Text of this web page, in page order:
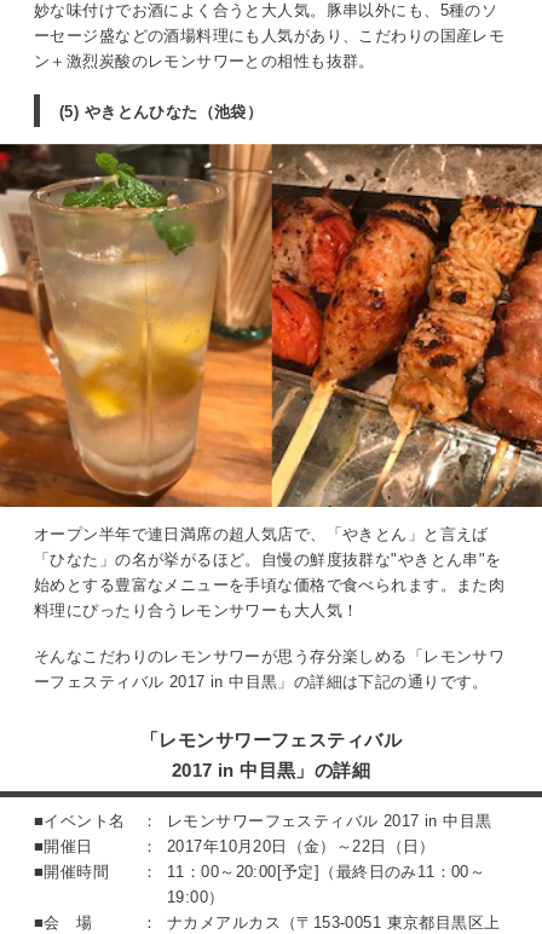
妙な味付けでお酒によく合うと大人気。豚串以外にも、5種のソ
ーセージ盛などの酒場料理にも人気があり、こだわりの国産レモ
ン＋激烈炭酸のレモンサワーとの相性も抜群。
(5) やきとんひなた（池袋）
オープン半年で連日満席の超人気店で、「やきとん」と言えば
「ひなた」の名が挙がるほど。自慢の鮮度抜群な"やきとん串"を
始めとする豊富なメニューを手頃な価格で食べられます。また肉
料理にぴったり合うレモンサワーも大人気！
そんなこだわりのレモンサワーが思う存分楽しめる「レモンサワ
ーフェスティバル 2017 in 中目黒」の詳細は下記の通りです。
「レモンサワーフェスティバル
2017 in 中目黒」の詳細
■イベント名 ：
レモンサワーフェスティバル 2017 in 中目黒
■開催日 ：
2017年10月20日（金）～22日（日）
■開催時間 ：
11：00～20:00[予定]（最終日のみ11：00～
19:00）
■会 場 ：
ナカメアルカス（〒153-0051 東京都目黒区上